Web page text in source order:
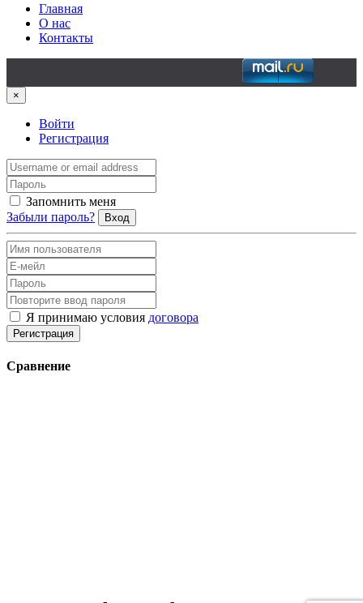
Главная
О нас
Контакты
×
Войти
Регистрация
Запомнить меня
Забыли пароль?
Вход
Я принимаю условия договора
Регистрация
Сравнение